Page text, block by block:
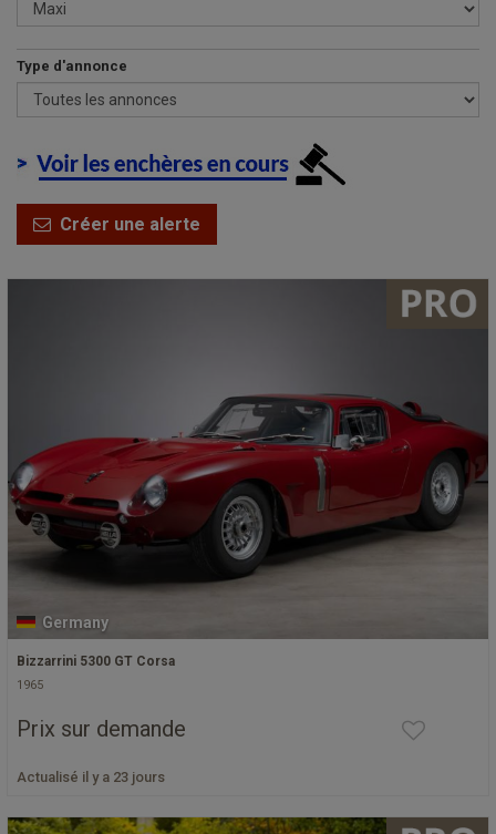
Type d'annonce
Créer une alerte
Germany
Bizzarrini 5300 GT Corsa
1965
Prix sur demande
Actualisé il y a 23 jours